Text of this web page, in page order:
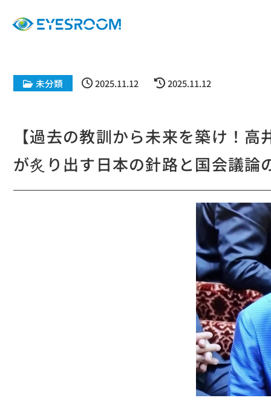
未分類 2025.11.12 2025.11.12
【過去の教訓から未来を築け！
が炙り出す日本の針路と国会議論